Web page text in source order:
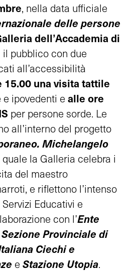
, nella data ufficiale
delle persone
dell’Accademia di
pubblico con due
all’accessibilità
15.00 una visita tattile
ipovedenti e alle ore
per persone sorde. Le
all’interno del progetto
Michelangelo
la Galleria celebra i
del maestro
e riflettono l’intenso
Educativi e
con l’Ente
Provinciale di
Ciechi e
e Stazione Utopia.